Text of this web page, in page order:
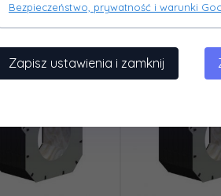
Bezpieczeństwo, prywatność i warunki
Zapisz ustawienia i zamknij